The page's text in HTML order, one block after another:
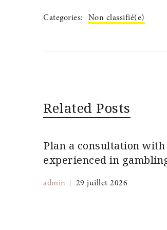
Categories: Non classifié(e)
Related Posts
Plan a consultation
experienced in
admin 29 juillet 2026